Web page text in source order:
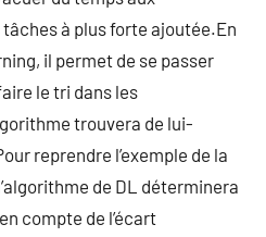
à plus forte ajoutée.En
il permet de se passer
le tri dans les
trouvera de lui-
reprendre l’exemple de la
de DL déterminera
compte de l’écart